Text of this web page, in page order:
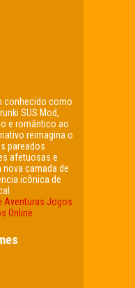
conhecido como
SUS Mod,
e romântico ao
reimagina o
pareados
afetuosas e
camada de
icônica de
Aventuras Jogos
Online